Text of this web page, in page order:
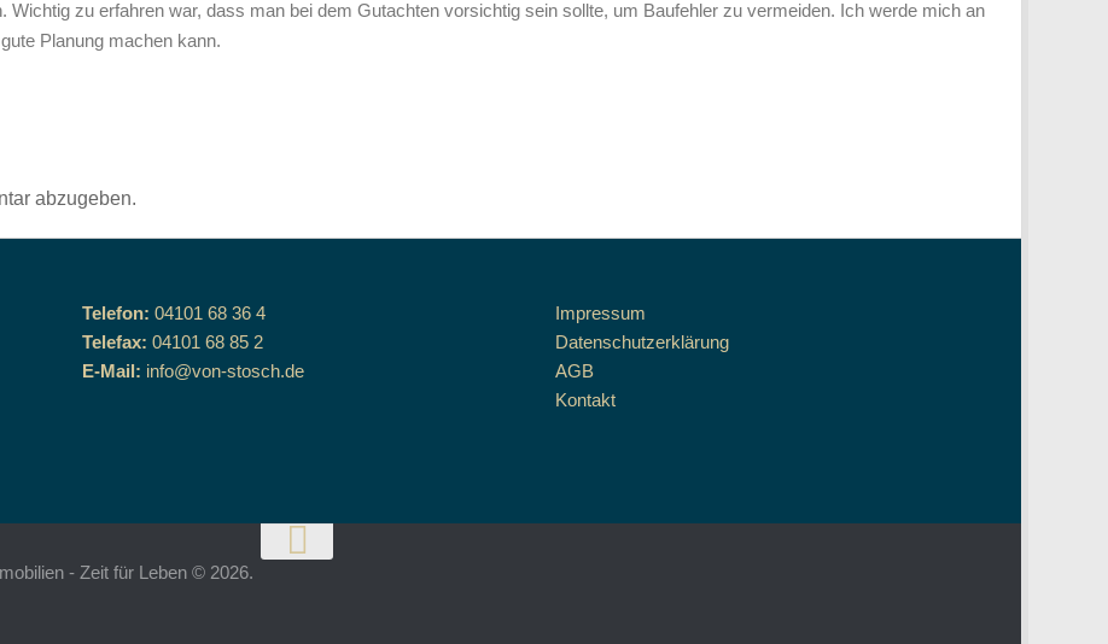
Wichtig zu erfahren war, dass man bei dem Gutachten vorsichtig sein sollte, um Baufehler zu vermeiden. Ich werde mich an
Planung machen kann.
abzugeben.
Telefon: 04101 68 36 4
Telefax: 04101 68 85 2
E-Mail: info@von-stosch.de
Impressum
Datenschutzerklärung
AGB
Kontakt
- Zeit für Leben © 2026.